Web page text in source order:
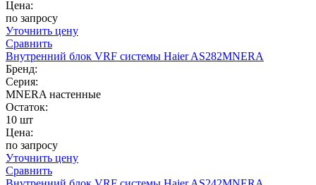
Цена:
по запросу
Уточнить цену
Сравнить
Внутренний блок VRF системы Haier AS282MNERA
Бренд:
Серия:
MNERA настенные
Остаток:
10 шт
Цена:
по запросу
Уточнить цену
Сравнить